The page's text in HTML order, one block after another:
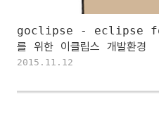
goclipse - eclipse for
를 위한 이클립스 개발환경
2015.11.12